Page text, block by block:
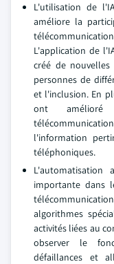
L'utilisation de
améliore la
L'application de
créé de
personnes de
et l'inclusion. En
ont
l'information
téléphoniques.
importante dans
algorithmes
activités liées au
observer le
défaillances et